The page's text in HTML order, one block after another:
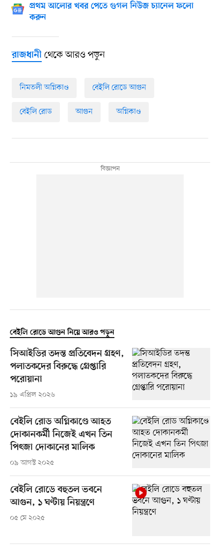
প্রথম আলোর খবর পেতে গুগল নিউজ চ্যানেল ফলো
করুন
রাজধানীথেকে আরও পড়ুন
নিমতলী অগ্নিকাণ্ড বেইলি রোডে আগুন
বেইলি রোড আগুন অগ্নিকাণ্ড
বেইলি রোডে আগুন নিয়ে আরও পড়ুন
সিআইডির তদন্ত প্রতিবেদন গ্রহণ,
পলাতকদের বিরুদ্ধে গ্রেপ্তারি
পরোয়ানা
১৯ এপ্রিল ২০২৬
বেইলি রোড অগ্নিকাণ্ডে আহত
দোকানকর্মী নিজেই ‍এখন তিন
পিৎজা দোকানের মালিক
০৯ আগস্ট ২০২৫
বেইলি রোডে বহুতল ভবনে
আগুন, ১ ঘণ্টায় নিয়ন্ত্রণে
০৫ মে ২০২৫